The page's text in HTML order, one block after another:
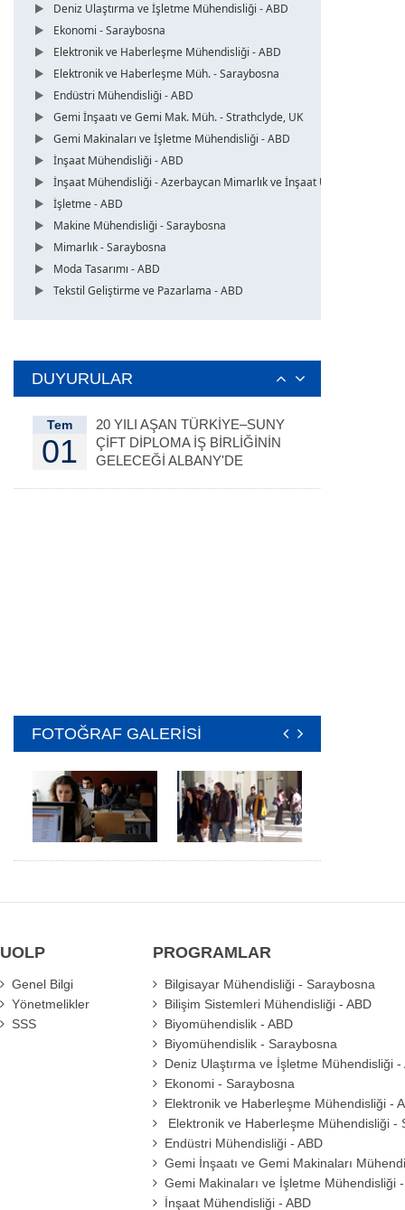
Deniz Ulaştırma ve İşletme Mühendisliği - ABD
Ekonomi - Saraybosna
Elektronik ve Haberleşme Mühendisliği - ABD
Elektronik ve Haberleşme Müh. - Saraybosna
Endüstri Mühendisliği - ABD
Gemi İnşaatı ve Gemi Mak. Müh. - Strathclyde, UK
Gemi Makinaları ve İşletme Mühendisliği - ABD
İnşaat Mühendisliği - ABD
İnşaat Mühendisliği - Azerbaycan Mimarlık ve İnşaat Üni.
İşletme - ABD
Makine Mühendisliği - Saraybosna
Mimarlık - Saraybosna
Moda Tasarımı - ABD
Tekstil Geliştirme ve Pazarlama - ABD
DUYURULAR
Tem
01
20 YILI AŞAN TÜRKİYE–SUNY
ÇİFT DİPLOMA İŞ BİRLİĞİNİN
GELECEĞİ ALBANY'DE
FOTOĞRAF GALERİSİ
UOLP
Genel Bilgi
Yönetmelikler
SSS
PROGRAMLAR
Bilgisayar Mühendisliği - Saraybosna
Bilişim Sistemleri Mühendisliği - ABD
Biyomühendislik - ABD
Biyomühendislik - Saraybosna
Deniz Ulaştırma ve İşletme Mühendisliği -
Ekonomi - Saraybosna
Elektronik ve Haberleşme Mühendisliği -
Elektronik ve Haberleşme Mühendisliği -
Endüstri Mühendisliği - ABD
Gemi İnşaatı ve Gemi Makinaları
Gemi Makinaları ve İşletme Mühendisliği
İnşaat Mühendisliği - ABD